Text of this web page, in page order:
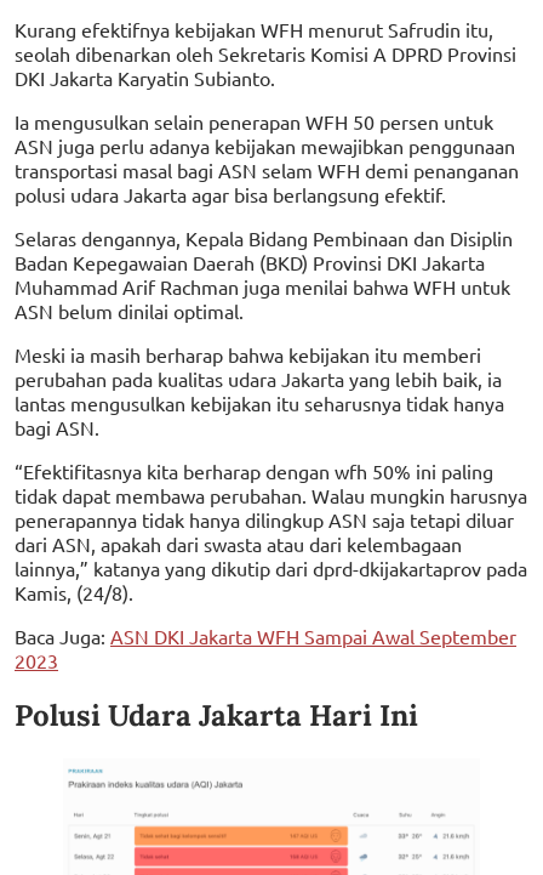
Kurang efektifnya kebijakan WFH menurut Safrudin itu,
seolah dibenarkan oleh Sekretaris Komisi A DPRD Provinsi
DKI Jakarta Karyatin Subianto.
Ia mengusulkan selain penerapan WFH 50 persen untuk
ASN juga perlu adanya kebijakan mewajibkan penggunaan
transportasi masal bagi ASN selam WFH demi penanganan
polusi udara Jakarta agar bisa berlangsung efektif.
Selaras dengannya, Kepala Bidang Pembinaan dan Disiplin
Badan Kepegawaian Daerah (BKD) Provinsi DKI Jakarta
Muhammad Arif Rachman juga menilai bahwa WFH untuk
ASN belum dinilai optimal.
Meski ia masih berharap bahwa kebijakan itu memberi
perubahan pada kualitas udara Jakarta yang lebih baik, ia
lantas mengusulkan kebijakan itu seharusnya tidak hanya
bagi ASN.
“Efektifitasnya kita berharap dengan wfh 50% ini paling
tidak dapat membawa perubahan. Walau mungkin harusnya
penerapannya tidak hanya dilingkup ASN saja tetapi diluar
dari ASN, apakah dari swasta atau dari kelembagaan
lainnya,” katanya yang dikutip dari dprd-dkijakartaprov pada
Kamis, (24/8).
Baca Juga: ASN DKI Jakarta WFH Sampai Awal September
2023
Polusi Udara Jakarta Hari Ini